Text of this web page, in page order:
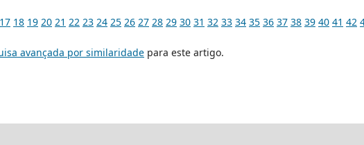
17 18 19 20 21 22 23 24 25 26 27 28 29 30 31 32 33 34 35 36 37 38 39 40 41 42
avançada por similaridade para este artigo.